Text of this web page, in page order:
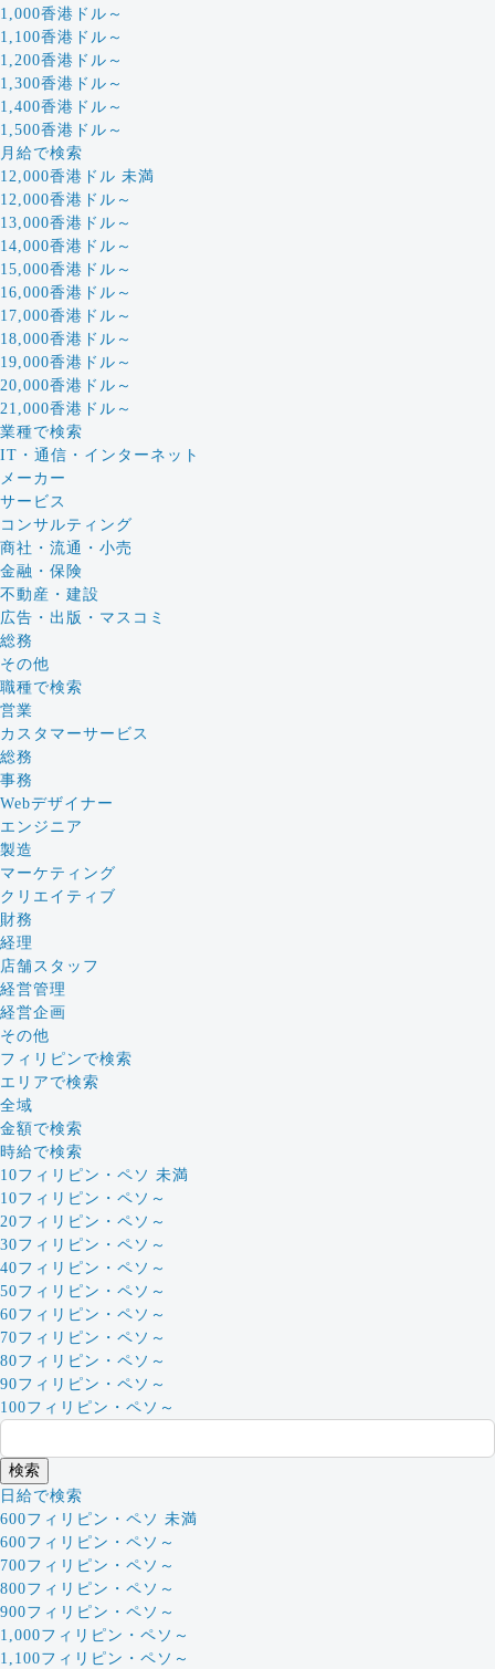
1,000香港ドル～
1,100香港ドル～
1,200香港ドル～
1,300香港ドル～
1,400香港ドル～
1,500香港ドル～
月給で検索
12,000香港ドル 未満
12,000香港ドル～
13,000香港ドル～
14,000香港ドル～
15,000香港ドル～
16,000香港ドル～
17,000香港ドル～
18,000香港ドル～
19,000香港ドル～
20,000香港ドル～
21,000香港ドル～
業種で検索
IT・通信・インターネット
メーカー
サービス
コンサルティング
商社・流通・小売
金融・保険
不動産・建設
広告・出版・マスコミ
総務
その他
職種で検索
営業
カスタマーサービス
総務
事務
Webデザイナー
エンジニア
製造
マーケティング
クリエイティブ
財務
経理
店舗スタッフ
経営管理
経営企画
その他
フィリピンで検索
エリアで検索
全域
金額で検索
時給で検索
10フィリピン・ペソ 未満
10フィリピン・ペソ～
20フィリピン・ペソ～
30フィリピン・ペソ～
40フィリピン・ペソ～
50フィリピン・ペソ～
60フィリピン・ペソ～
70フィリピン・ペソ～
80フィリピン・ペソ～
90フィリピン・ペソ～
100フィリピン・ペソ～
日給で検索
600フィリピン・ペソ 未満
600フィリピン・ペソ～
700フィリピン・ペソ～
800フィリピン・ペソ～
900フィリピン・ペソ～
1,000フィリピン・ペソ～
1,100フィリピン・ペソ～